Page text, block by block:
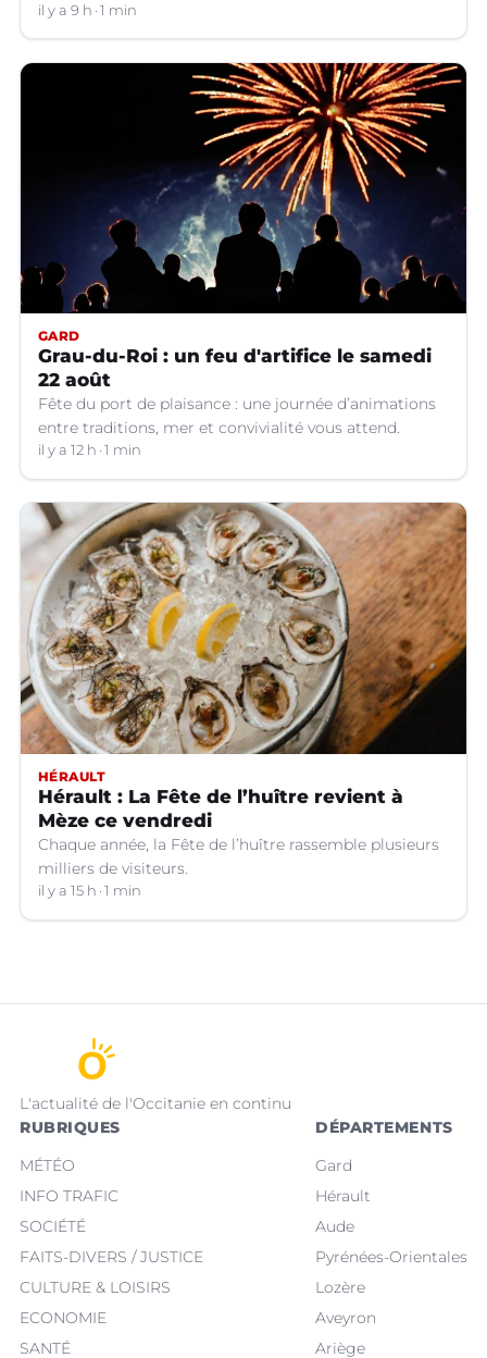
il y a 9 h 1 min
GARD
Grau-du-Roi : un feu d'artifice le samedi
22 août
Fête du port de plaisance : une journée d’animations
entre traditions, mer et convivialité vous attend.
il y a 12 h 1 min
HÉRAULT
Hérault : La Fête de l’huître revient à
Mèze ce vendredi
Chaque année, la Fête de l’huître rassemble plusieurs
milliers de visiteurs.
il y a 15 h 1 min
L'actualité de l'Occitanie en continu
RUBRIQUES
MÉTÉO
INFO TRAFIC
SOCIÉTÉ
FAITS-DIVERS / JUSTICE
CULTURE & LOISIRS
ECONOMIE
SANTÉ
DÉPARTEMENTS
Gard
Hérault
Aude
Pyrénées-Orientales
Lozère
Aveyron
Ariège